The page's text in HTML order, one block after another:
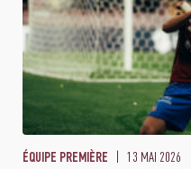
ÉQUIPE PREMIÈRE 13 MAI 2026